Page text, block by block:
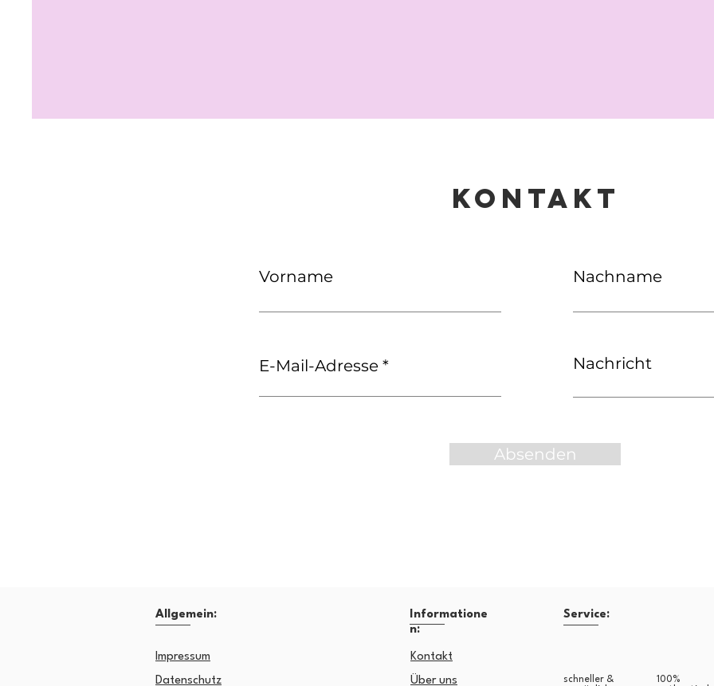
KONTAKT
Vorname
E-Mail-Adresse
Nachname
Nachricht
Absenden
Allgemein:
Impressum
Datenschutz
Informatione
n:
​Kontakt
Über uns
Service:
schneller &
100%